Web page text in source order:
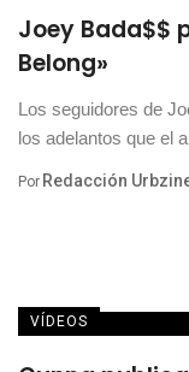
Joey Bada$$
Belong»
Los seguidores de
los adelantos que el
Por Redacción
VÍDEOS